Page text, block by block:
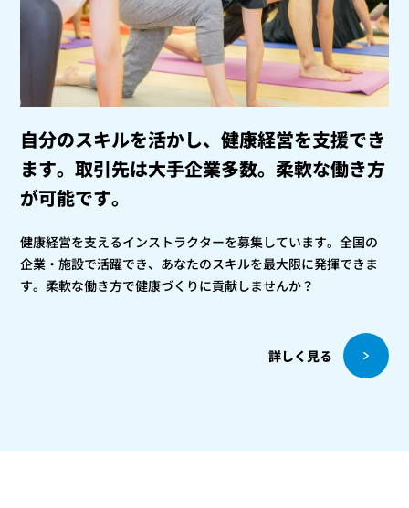
自分のスキルを活かし、健康経営を支援でき
ます。取引先は大手企業多数。柔軟な働き方
が可能です。
健康経営を支えるインストラクターを募集しています。全国の
企業・施設で活躍でき、あなたのスキルを最大限に発揮できま
す。柔軟な働き方で健康づくりに貢献しませんか？
詳しく見る